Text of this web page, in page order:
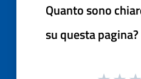
Quanto sono
su questa pagina?